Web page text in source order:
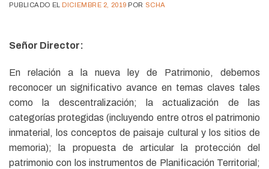
PUBLICADO EL DICIEMBRE 2, 2019 POR SCHA
Señor Director:
En relación a la nueva ley de Patrimonio, debemos
reconocer un significativo avance en temas claves tales
como la descentralización; la actualización de las
categorías protegidas (incluyendo entre otros el patrimonio
inmaterial, los conceptos de paisaje cultural y los sitios de
memoria); la propuesta de articular la protección del
patrimonio con los instrumentos de Planificación Territorial;